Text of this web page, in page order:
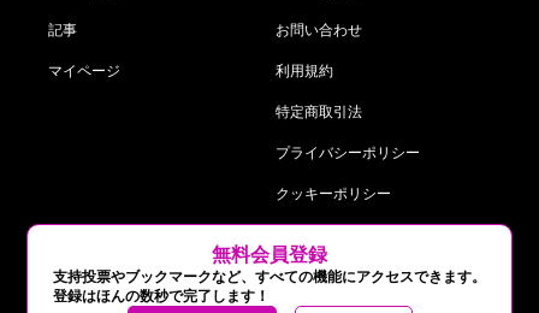
記事
マイページ
お問い合わせ
利用規約
特定商取引法
プライバシーポリシー
クッキーポリシー
follow us on:
‍無料会員登録
支持投票やブックマークなど、すべての機能にアクセスできます。
登録はほんの数秒で完了します！